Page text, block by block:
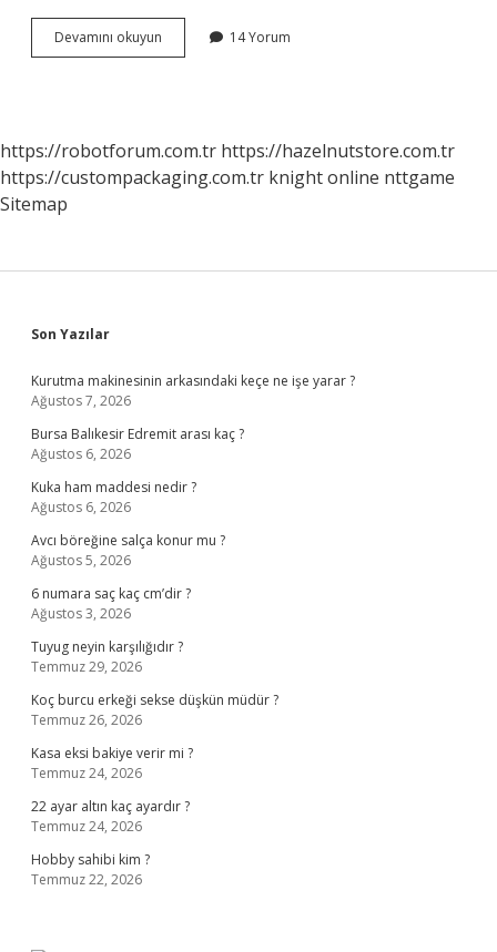
Devamını okuyun
Almak
14 Yorum
https://robotforum.com.tr https://hazelnutstore.com.tr
https://custompackaging.com.tr knight online nttgame
Sitemap
Sidebar
Son Yazılar
Kurutma makinesinin arkasındaki keçe ne işe yarar ?
Ağustos 7, 2026
Bursa Balıkesir Edremit arası kaç ?
Ağustos 6, 2026
Kuka ham maddesi nedir ?
Ağustos 6, 2026
Avcı böreğine salça konur mu ?
Ağustos 5, 2026
6 numara saç kaç cm’dir ?
Ağustos 3, 2026
Tuyug neyin karşılığıdır ?
Temmuz 29, 2026
Koç burcu erkeği sekse düşkün müdür ?
Temmuz 26, 2026
Kasa eksi bakiye verir mi ?
Temmuz 24, 2026
22 ayar altın kaç ayardır ?
Temmuz 24, 2026
Hobby sahibi kim ?
Temmuz 22, 2026